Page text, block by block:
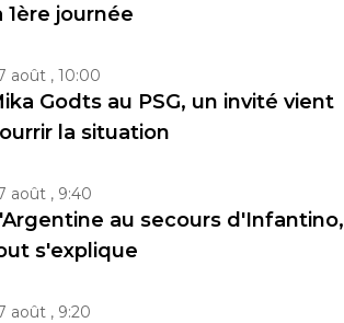
1ère journée
août , 10:00
Godts au PSG, un invité vient
la situation
août , 9:40
au secours d'Infantino,
s'explique
août , 9:20